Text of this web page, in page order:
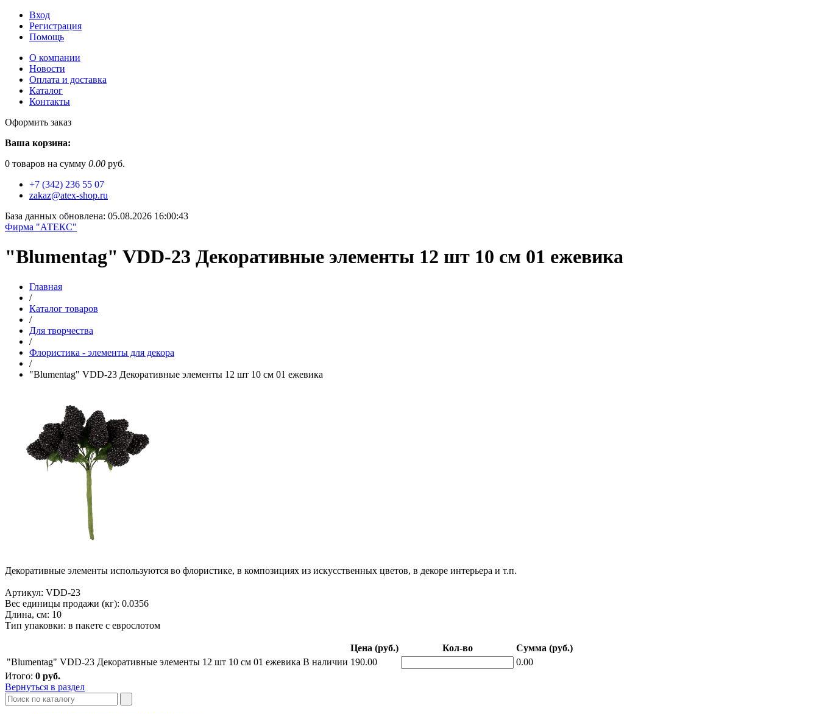
Вход
Регистрация
Помощь
О компании
Новости
Оплата и доставка
Каталог
Контакты
Оформить заказ
Ваша корзина:
0 товаров на сумму 0.00 руб.
+7 (342) 236 55 07
zakaz@atex-shop.ru
База данных обновлена: 05.08.2026 16:00:43
Фирма "АТЕКС"
"Blumentag" VDD-23 Декоративные элементы 12 шт 10 см 01 ежевика
Главная
/
Каталог товаров
/
Для творчества
/
Флористика - элементы для декора
/
"Blumentag" VDD-23 Декоративные элементы 12 шт 10 см 01 ежевика
Декоративные элементы используются во флористике, в композициях из искусственных цветов, в декоре интерьера и т.п.
Артикул: VDD-23
Вес единицы продажи (кг): 0.0356
Длина, см: 10
Тип упаковки: в пакете с еврослотом
Цена (руб.) Кол-во
Сумма (руб.)
"Blumentag" VDD-23 Декоративные элементы 12 шт 10 см 01 ежевика В наличии 190.00
0.00
Итого: 0 руб.
Вернуться в раздел